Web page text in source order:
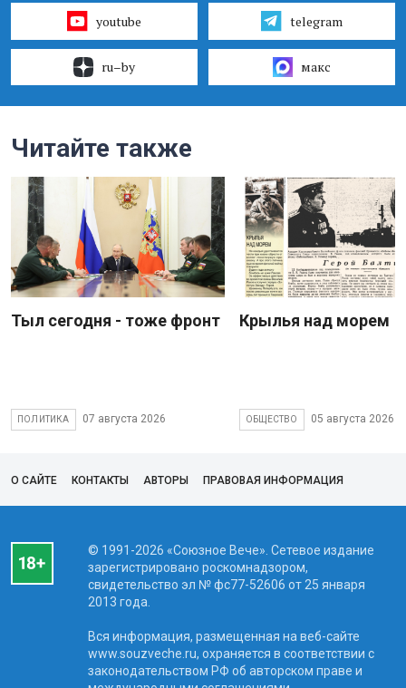
youtube telegram
ru–by макс
Читайте также
Тыл сегодня - тоже фронт
ПОЛИТИКА 07 августа 2026
Крылья над морем
ОБЩЕСТВО 05 августа 2026
О САЙТЕ КОНТАКТЫ АВТОРЫ ПРАВОВАЯ ИНФОРМАЦИЯ
© 1991-2026 «Союзное Вече». Сетевое издание
зарегистрировано роскомнадзором,
свидетельство эл № фc77-52606 от 25 января
2013 года.
Вся информация, размещенная на веб-сайте
www.souzveche.ru, охраняется в соответствии с
законодательством РФ об авторском праве и